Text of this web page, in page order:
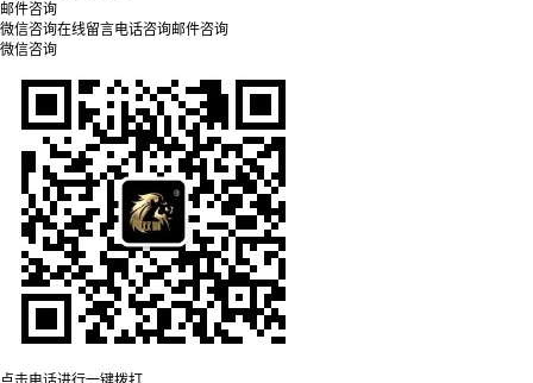
邮件咨询
微信咨询在线留言电话咨询邮件咨询
微信咨询